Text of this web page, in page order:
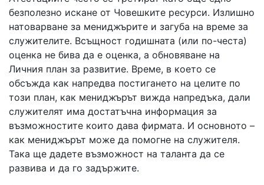
безполезно искане от Човешките ресурси. Излишно
натоварване за мениджърите и загуба на време за
служителите. Всъщност годишната (или по-честа)
оценка не бива да е оценка, а обновяване на
Личния план за развитие. Време, в което се
обсъжда как напредва постигането на целите по
този план, как мениджърът вижда напредъка, дали
служителят има достатъчна информация за
възможностите които дава фирмата. И основното –
как мениджърът може да помогне на служителя.
Така ще дадете възможност на таланта да се
развива и да го задържите.